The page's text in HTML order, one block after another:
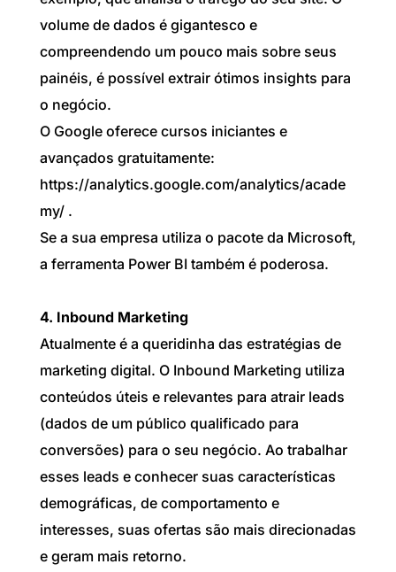
volume de dados é gigantesco e
compreendendo um pouco mais sobre seus
painéis, é possível extrair ótimos insights para
o negócio.
O Google oferece cursos iniciantes e
avançados gratuitamente:
https://analytics.google.com/analytics/acade
my/ .
Se a sua empresa utiliza o pacote da Microsoft,
a ferramenta Power BI também é poderosa.
4. Inbound Marketing
Atualmente é a queridinha das estratégias de
marketing digital. O Inbound Marketing utiliza
conteúdos úteis e relevantes para atrair leads
(dados de um público qualificado para
conversões) para o seu negócio. Ao trabalhar
esses leads e conhecer suas características
demográficas, de comportamento e
interesses, suas ofertas são mais direcionadas
e geram mais retorno.